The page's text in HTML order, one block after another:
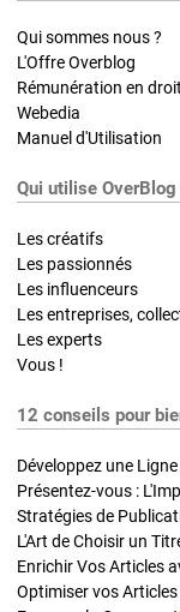
Qui sommes nous ?
L'Offre Overblog
Rémunération en
Webedia
Manuel d'Utilisation
Qui utilise OverBlog
Les créatifs
Les passionnés
Les influenceurs
Les entreprises,
Les experts
Vous !
12 conseils pour
Développez une
Présentez-vous :
L'Art de Choisir un
Optimiser vos